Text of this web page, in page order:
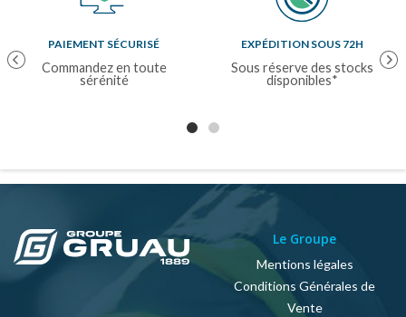
PreviousPAIEMENT SÉCURISÉ
Commandez en toute
sérénité
EXPÉDITION SOUS 72H
Sous réserve des stocks
disponibles*
Le Groupe
Mentions légales
Conditions Générales de
Vente